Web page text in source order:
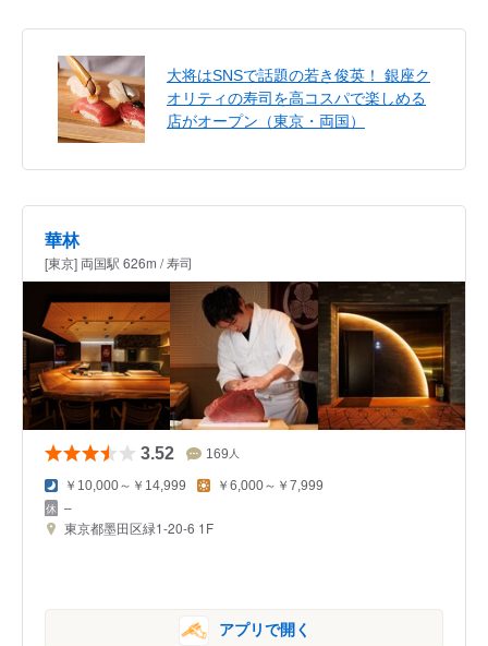
大将はSNSで話題の若き俊英！ 銀座ク
オリティの寿司を高コスパで楽しめる
店がオープン（東京・両国）
華林
[東京] 両国駅 626m / 寿司
3.52 169 人
￥10,000～￥14,999 ￥6,000～￥7,999
–
東京都墨田区緑1-20-6 1F
アプリで開く